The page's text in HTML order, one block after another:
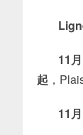
11
起 ，
11